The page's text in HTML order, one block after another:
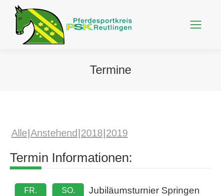
Termine
Alle Anstehend 2018 2019
Termin Informationen:
FR. SO. Jubiläumsturnier Springen